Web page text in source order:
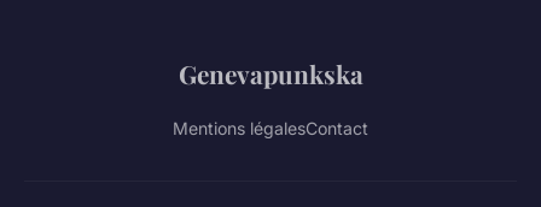
Genevapunkska
Mentions légalesContact